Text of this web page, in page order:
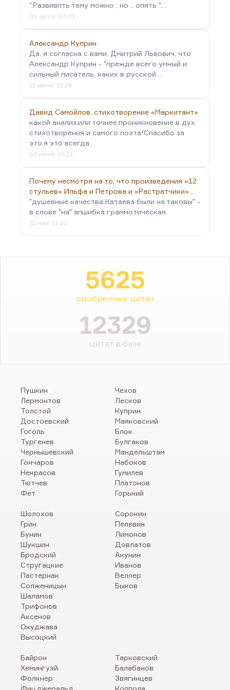
".Развивпть тему можно , но .. опять "…
09 июля, 03:01
Александр Куприн
Да, я согласна с вами, Дмитрий Львович, что
Александр Куприн - "прежде всего умный и
сильный писатель, каких в русской…
15 июня, 11:29
Давид Самойлов, стихотворение «Маркитант»
какой анализ,или точнее,проникновение в дух
стихотворения и самого поэта!Спасибо за
это,я это всегда…
06 июня, 19:21
Почему несмотря на то, что произведения «12
стульев» Ильфа и Петрова и «Растратчики»…
"душевные качества Катаева были на таковы" -
в слове "на" апшибка граммотическая
31 мая, 11:20
5625
одобренных цитат
12329
цитат в базе
Пушкин
Лермонтов
Толстой
Достоевский
Гоголь
Тургенев
Чернышевский
Гончаров
Некрасов
Тютчев
Фет
Чехов
Лесков
Куприн
Маяковский
Блок
Булгаков
Мандельштам
Набоков
Гумилев
Платонов
Горький
Шолохов
Грин
Бунин
Шукшин
Бродский
Стругацкие
Пастернак
Солженицын
Шаламов
Трифонов
Аксенов
Окуджава
Высоцкий
Сорокин
Пелевин
Лимонов
Довлатов
Акунин
Иванов
Веллер
Быков
Байрон
Хемингуэй
Фолкнер
Фицджеральд
Тарковский
Балабанов
Звягинцев
Коппола